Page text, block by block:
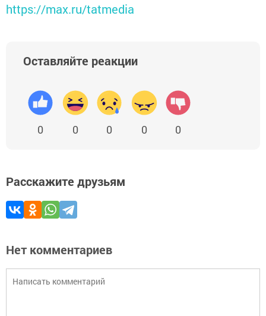
https://max.ru/tatmedia
Оставляйте реакции
0 0 0 0 0
Расскажите друзьям
Нет комментариев